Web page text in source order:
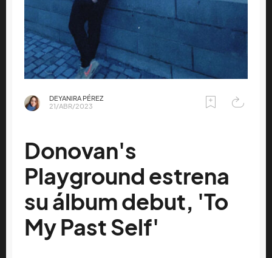
DEYANIRA PÉREZ
21/ABR/2023
Donovan's
Playground estrena
su álbum debut, 'To
My Past Self'